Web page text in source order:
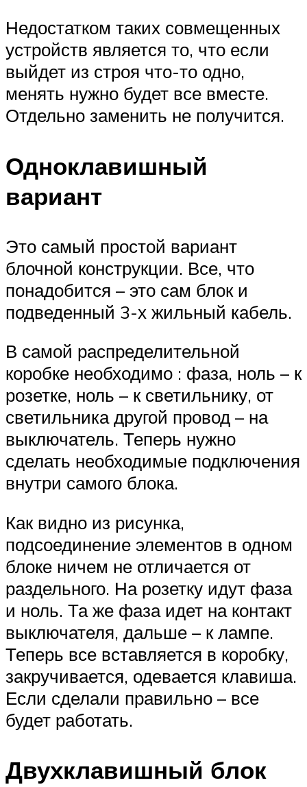
Недостатком таких совмещенных
устройств является то, что если
выйдет из строя что-то одно,
менять нужно будет все вместе.
Отдельно заменить не получится.
Одноклавишный
вариант
Это самый простой вариант
блочной конструкции. Все, что
понадобится – это сам блок и
подведенный 3-х жильный кабель.
В самой распределительной
коробке необходимо : фаза, ноль – к
розетке, ноль – к светильнику, от
светильника другой провод – на
выключатель. Теперь нужно
сделать необходимые подключения
внутри самого блока.
Как видно из рисунка,
подсоединение элементов в одном
блоке ничем не отличается от
раздельного. На розетку идут фаза
и ноль. Та же фаза идет на контакт
выключателя, дальше – к лампе.
Теперь все вставляется в коробку,
закручивается, одевается клавиша.
Если сделали правильно – все
будет работать.
Двухклавишный блок